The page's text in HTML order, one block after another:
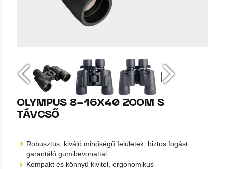
OLYMPUS 8-16X40 ZOOM S
TÁVCSŐ
Robusztus, kiváló minőségű felületek, biztos fogást
garantáló gumibevonattal
Kompakt és könnyű kivitel, ergonomikus